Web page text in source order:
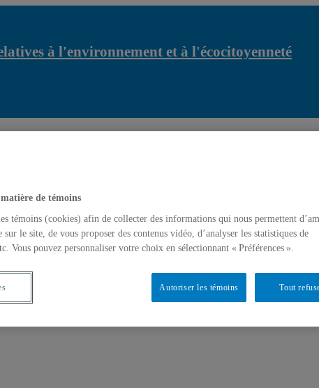
à l'environnement et à l'écocitoyenneté
à l'environnement et à
15 octobre 2014 – Nouvelle
de témoins
témoins (cookies) afin de collecter des informations qui nous permettent
sur le site, de vous proposer des contenus vidéo, d’analyser les statistiques de
Vous pouvez personnaliser votre choix en sélectionnant « Préférences ».
Tout
Autoriser les témoins